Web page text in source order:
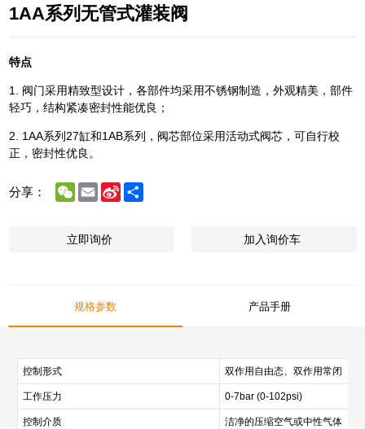
1AA系列无管式灌装阀
特点
1. 阀门采用精致型设计，各部件均采用不锈钢制造，外观精美，部件
轻巧，结构紧凑密封性能优良；
2. 1AA系列27缸和1AB系列，阀芯部位采用活动式阀芯，可自行校
正，密封性优良。
分享： WeChat
Email Sina
Weibo
立即询价 加入询价车
规格参数 产品手册
控制形式 双作用自由态、双作用常闭
工作压力 0-7bar (0-102psi)
控制介质 洁净的压缩空气或中性气体